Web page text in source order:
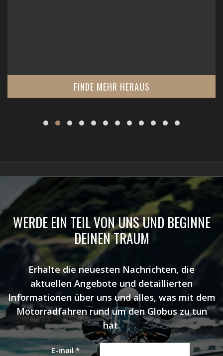
FINDE MEHR HERAUS
WERDE EIN TEIL VON UNS UND BEGINNE
DEINEN TRAUM
Erhalte die neuesten Nachrichten, die
aktuellen Angebote und detaillierten
Informationen über uns und alles, was mit dem
Motorradfahren rund um den Globus zu tun
hat.
E-mail*